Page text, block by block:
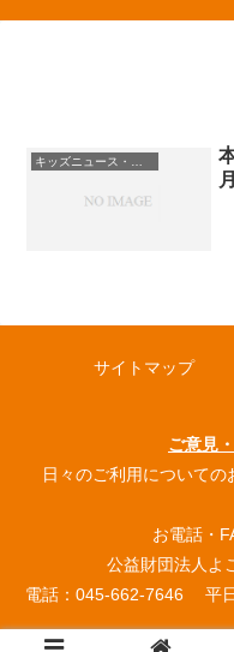
キッズニュース・お知らせ
サイトマップ
ご意見
日々のご利用についての
お電話・
公益財団法人よ
電話：045-662-7646 平